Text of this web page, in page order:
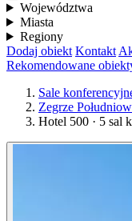
Województwa
Miasta
Regiony
Dodaj obiekt Kontakt
Rekomendowane
Sale
Zegrze
Hotel 500 · 5 sal